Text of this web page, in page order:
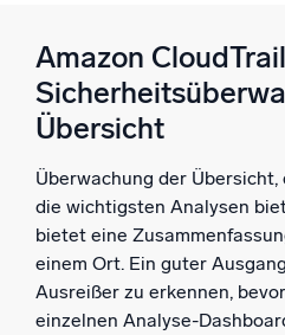
Amazon
Übersicht
Überwachung der
die wichtigsten Analysen
bietet eine
einem Ort. Ein guter
Ausreißer zu erkennen,
einzelnen Analyse-